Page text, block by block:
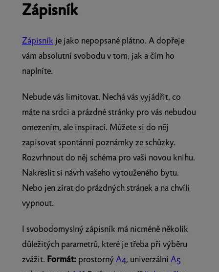
Zápisník
Zápisník je jako nepopsané plátno. A dopřeje
vám absolutní svobodu v tom, jak a čím ho
naplníte.
Nebude vás limitovat. Nechá vás vyjádřit, co
máte na srdci a prázdné stránky pro vás nebudou
omezením, ale inspirací. Můžete si do něj
zapisovat spontánní poznámky ze schůzky.
Rozvrhnout do něj schéma pro vaši novou knihu.
Nakreslit si návrh vašeho vytouženého bytu.
Nebo jen zírat do prázdných stránek a na chvíli
vypnout.
I svobodomyslný zápisník má nicméně několik
důležitých parametrů, které je třeba při výběru
zvážit. Formát: prostorný A4, univerzální A5